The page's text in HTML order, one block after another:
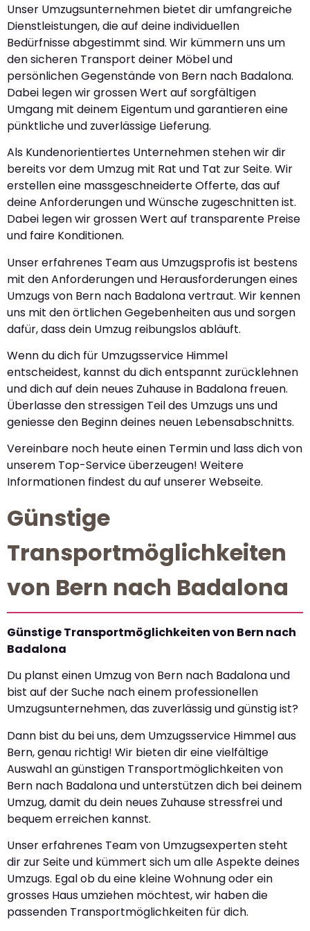
Unser Umzugsunternehmen bietet dir umfangreiche
Dienstleistungen, die auf deine individuellen
Bedürfnisse abgestimmt sind. Wir kümmern uns um
den sicheren Transport deiner Möbel und
persönlichen Gegenstände von Bern nach Badalona.
Dabei legen wir grossen Wert auf sorgfältigen
Umgang mit deinem Eigentum und garantieren eine
pünktliche und zuverlässige Lieferung.
Als Kundenorientiertes Unternehmen stehen wir dir
bereits vor dem Umzug mit Rat und Tat zur Seite. Wir
erstellen eine massgeschneiderte Offerte, das auf
deine Anforderungen und Wünsche zugeschnitten ist.
Dabei legen wir grossen Wert auf transparente Preise
und faire Konditionen.
Unser erfahrenes Team aus Umzugsprofis ist bestens
mit den Anforderungen und Herausforderungen eines
Umzugs von Bern nach Badalona vertraut. Wir kennen
uns mit den örtlichen Gegebenheiten aus und sorgen
dafür, dass dein Umzug reibungslos abläuft.
Wenn du dich für Umzugsservice Himmel
entscheidest, kannst du dich entspannt zurücklehnen
und dich auf dein neues Zuhause in Badalona freuen.
Überlasse den stressigen Teil des Umzugs uns und
geniesse den Beginn deines neuen Lebensabschnitts.
Vereinbare noch heute einen Termin und lass dich von
unserem Top-Service überzeugen! Weitere
Informationen findest du auf unserer Webseite.
Günstige
Transportmöglichkeiten
von Bern nach Badalona
Günstige Transportmöglichkeiten von Bern nach
Badalona
Du planst einen Umzug von Bern nach Badalona und
bist auf der Suche nach einem professionellen
Umzugsunternehmen, das zuverlässig und günstig ist?
Dann bist du bei uns, dem Umzugsservice Himmel aus
Bern, genau richtig! Wir bieten dir eine vielfältige
Auswahl an günstigen Transportmöglichkeiten von
Bern nach Badalona und unterstützen dich bei deinem
Umzug, damit du dein neues Zuhause stressfrei und
bequem erreichen kannst.
Unser erfahrenes Team von Umzugsexperten steht
dir zur Seite und kümmert sich um alle Aspekte deines
Umzugs. Egal ob du eine kleine Wohnung oder ein
grosses Haus umziehen möchtest, wir haben die
passenden Transportmöglichkeiten für dich.